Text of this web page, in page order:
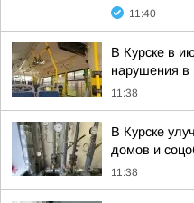
11:40
В Курске в
нарушения в
11:38
В Курске
домов и
11:38